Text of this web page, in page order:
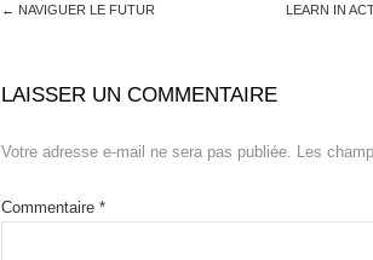
← NAVIGUER LE FUTUR LEARN IN
LAISSER UN COMMENTAIRE
Votre adresse e-mail ne sera pas publiée. Les
Commentaire *